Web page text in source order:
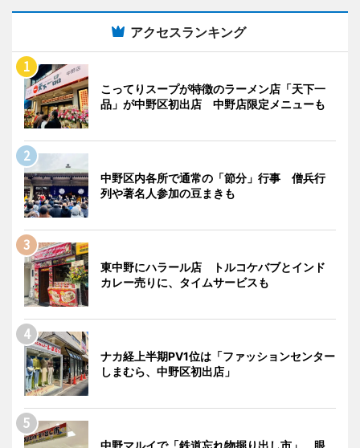
アクセスランキング
こってりスープが特徴のラーメン店「天下一
品」が中野区初出店 中野店限定メニューも
中野区内各所で通常の「節分」行事 僧兵行
列や著名人参加の豆まきも
東中野にハラール店 トルコケバブとインド
カレー売りに、タイムサービスも
ナカ経上半期PV1位は「ファッションセンター
しまむら、中野区初出店」
中野マルイで「鉄道忘れ物掘り出し市」 眼